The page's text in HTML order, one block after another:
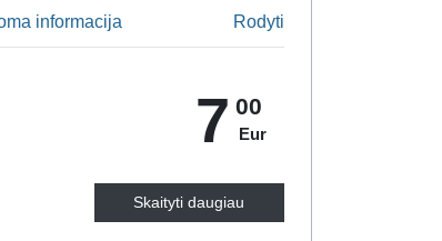
informacija Rodyti
7 00
Eur
Skaityti daugiau